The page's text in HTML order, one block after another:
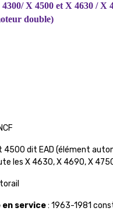
X 4500 et X 4630 / X
double)
4500 dit EAD (élément
les X 4630, X 4690, X
en service: 1963-1981